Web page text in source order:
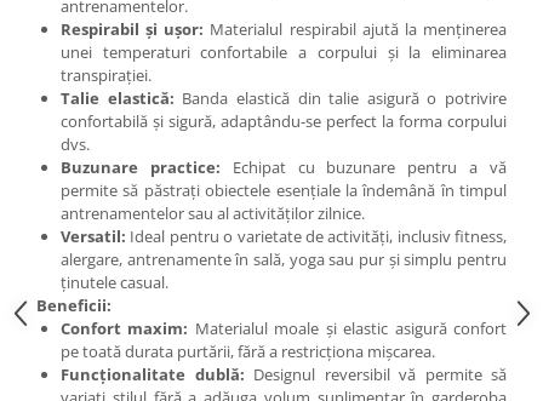
Skill Nutrition
Smart Shake
Swanson
Under Armour
Universal
Vitargo
Weider
Zenana
antrenamentelor.
Respirabil și ușor: Materialul respirabil ajută la menținerea
unei temperaturi confortabile a corpului și la eliminarea
transpirației.
Talie elastică: Banda elastică din talie asigură o potrivire
confortabilă și sigură, adaptându-se perfect la forma corpului
dvs.
Buzunare practice: Echipat cu buzunare pentru a vă
permite să păstrați obiectele esențiale la îndemână în timpul
antrenamentelor sau al activităților zilnice.
Versatil: Ideal pentru o varietate de activități, inclusiv fitness,
alergare, antrenamente în sală, yoga sau pur și simplu pentru
ținutele casual.
Beneficii:
Confort maxim: Materialul moale și elastic asigură confort
pe toată durata purtării, fără a restricționa mișcarea.
Funcționalitate dublă: Designul reversibil vă permite să